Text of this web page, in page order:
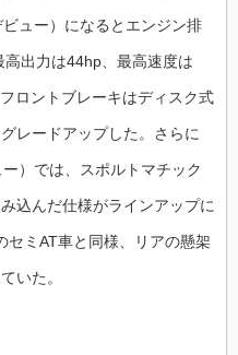
ュー）になるとエンジン排
出力は44hp、最高速度は
ロントブレーキはディスク式
レードアップした。さらに
）では、スポルトマチック
込んだ仕様がラインアップに
セミAT車と同様、リアの懸架
いた。